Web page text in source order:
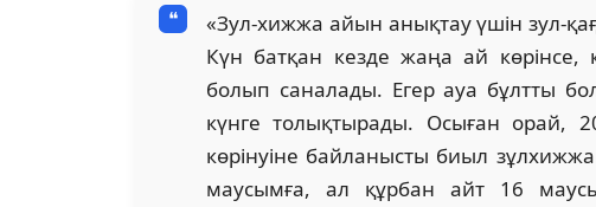
«Зул-хижжа айын анықтау үшін зул-
Күн батқан кезде жаңа ай көрінсе,
болып саналады. Егер ауа бұлтты
күнге толықтырады. Осыған
көрінуіне байланысты биыл
маусымға, ал құрбан айт 16